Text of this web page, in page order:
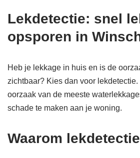
Lekdetectie: snel
opsporen in
Heb je lekkage in huis en is de
zichtbaar? Kies dan voor
oorzaak van de meeste
schade te maken aan je woning.
Waarom